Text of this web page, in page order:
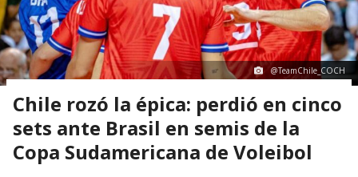
@TeamChile_COCH
Chile rozó la épica: perdió en cinco
sets ante Brasil en semis de la
Copa Sudamericana de Voleibol